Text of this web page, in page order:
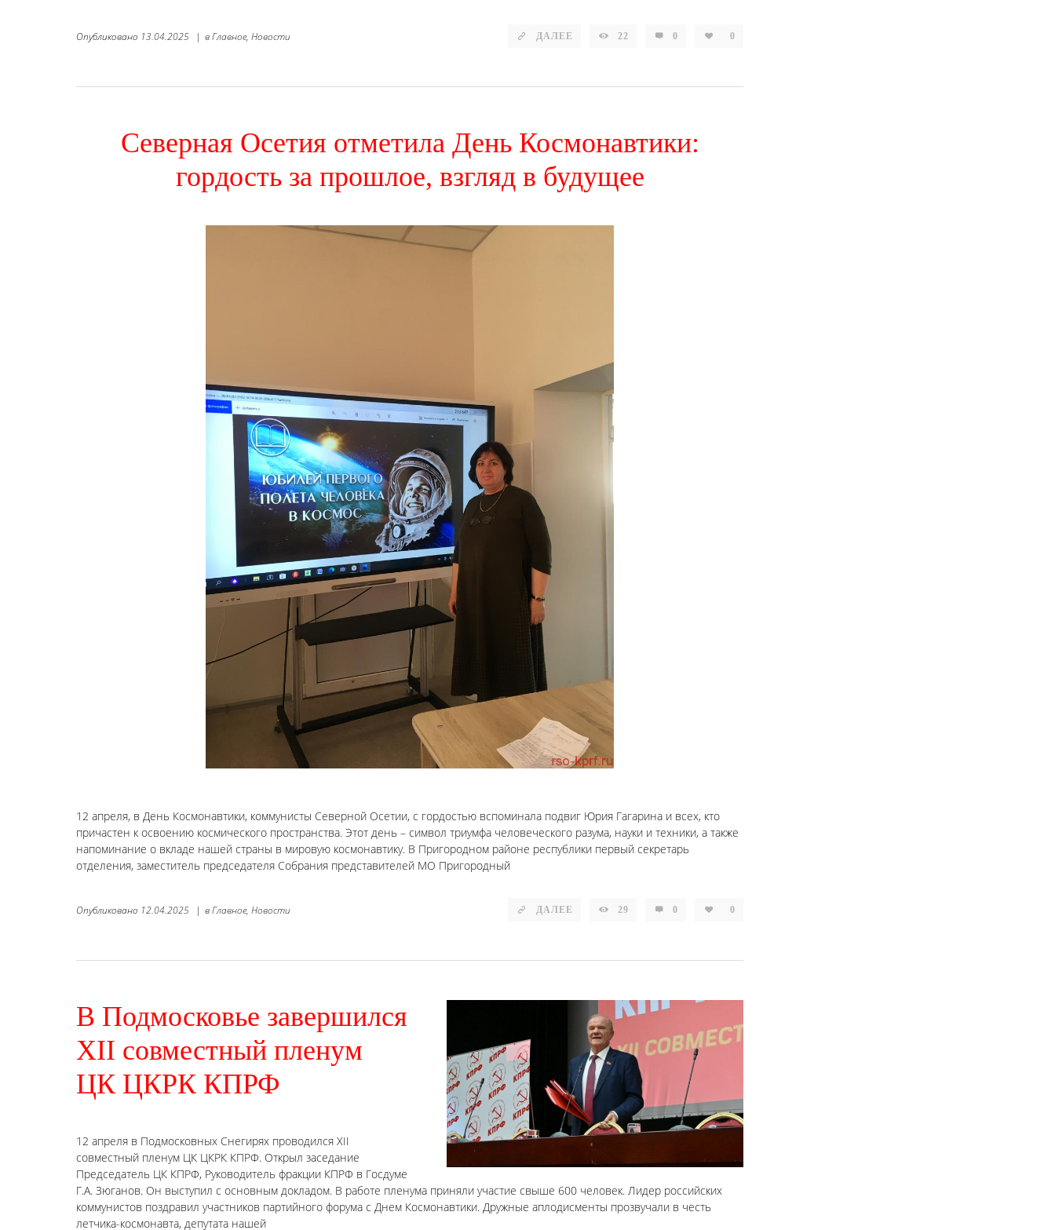
ДАЛЕЕ 22 0 0
Опубликовано 13.04.2025 | вГлавное, Новости
Северная Осетия отметила День Космонавтики:
гордость за прошлое, взгляд в будущее
12 апреля, в День Космонавтики, коммунисты Северной Осетии, с гордостью вспоминала подвиг Юрия Гагарина и всех, кто
причастен к освоению космического пространства. Этот день – символ триумфа человеческого разума, науки и техники, а также
напоминание о вкладе нашей страны в мировую космонавтику. В Пригородном районе республики первый секретарь
отделения, заместитель председателя Собрания представителей МО Пригородный
ДАЛЕЕ 29 0 0
Опубликовано 12.04.2025 | вГлавное, Новости
В Подмосковье завершился
XII совместный пленум
ЦК ЦКРК КПРФ
12 апреля в Подмосковных Снегирях проводился XII
совместный пленум ЦК ЦКРК КПРФ. Открыл заседание
Председатель ЦК КПРФ, Руководитель фракции КПРФ в Госдуме
Г.А. Зюганов. Он выступил с основным докладом. В работе пленума приняли участие свыше 600 человек. Лидер российских
коммунистов поздравил участников партийного форума с Днем Космонавтики. Дружные аплодисменты прозвучали в честь
летчика-космонавта, депутата нашей